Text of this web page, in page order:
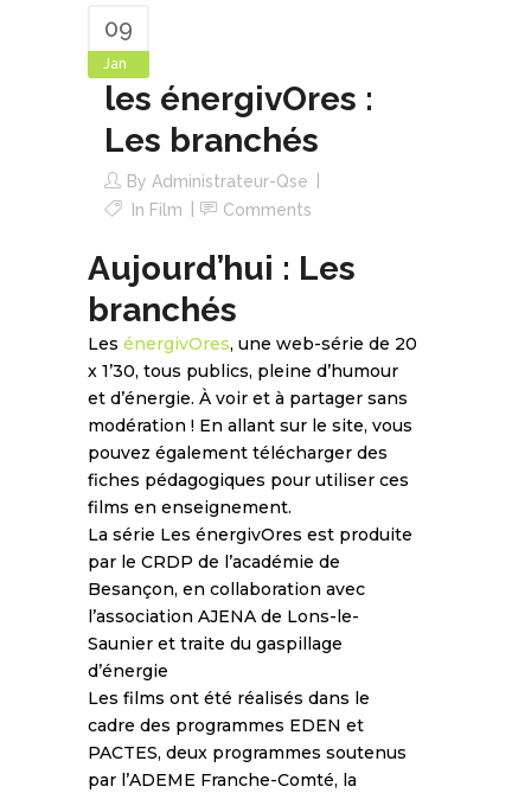
09
Jan
les énergivOres :
Les branchés
By Administrateur-Qse
In Film Comments
Aujourd’hui : Les
branchés
Les énergivOres, une web-série de 20
x 1’30, tous publics, pleine d’humour
et d’énergie. À voir et à partager sans
modération ! En allant sur le site, vous
pouvez également télécharger des
fiches pédagogiques pour utiliser ces
films en enseignement.
La série Les énergivOres est produite
par le CRDP de l’académie de
Besançon, en collaboration avec
l’association AJENA de Lons-le-
Saunier et traite du gaspillage
d’énergie
Les films ont été réalisés dans le
cadre des programmes EDEN et
PACTES, deux programmes soutenus
par l’ADEME Franche-Comté, la